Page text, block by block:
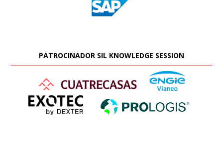
PATROCINADOR SIL KNOWLEDGE SESSION